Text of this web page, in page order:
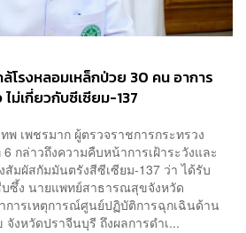
โรงหลอมเหล็กป่วย 30 คน อาการ
ไม่เกี่ยวกับซีเซียม-137
เพชรมาก ผู้ตรวจราชการกระทรวง
กล่าวถึงความคืบหน้าการเฝ้าระวังและ
มผัสกัมมันตรังสีซีเซียม-137 ว่า ได้รับ
ซึ้ง นายแพทย์สาธารณสุขจังหวัด
ารเหตุการณ์ศูนย์ปฏิบัติการฉุกเฉินด้าน
งหวัดปราจีนบุรี ถึงผลการดำเ...